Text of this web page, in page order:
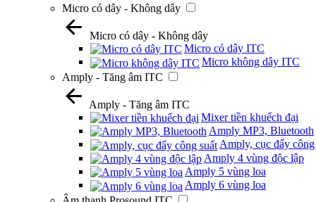
Micro có dây - Không dây
Micro có dây - Không dây
Micro có dây ITC
Micro không dây ITC
Amply - Tăng âm ITC
Amply - Tăng âm ITC
Mixer tiền khuếch đại
Amply MP3, Bluetooth
Amply, cục đẩy công
Amply 4 vùng độc lập
Amply 5 vùng loa
Amply 6 vùng loa